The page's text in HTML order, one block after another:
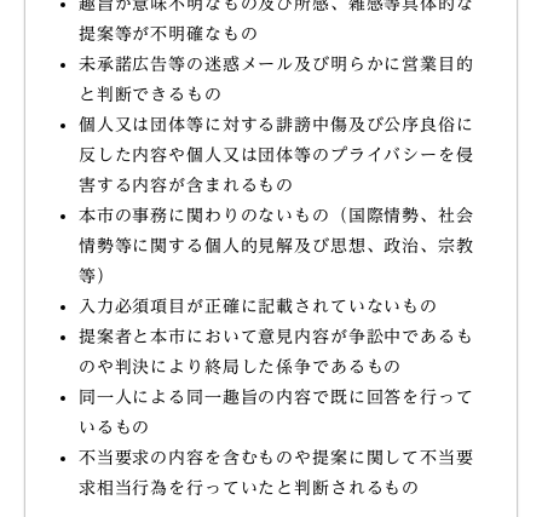
提案等が不明確なもの
未承諾広告等の迷惑メール及び明らかに営業目的
と判断できるもの
個人又は団体等に対する誹謗中傷及び公序良俗に
反した内容や個人又は団体等のプライバシーを侵
害する内容が含まれるもの
本市の事務に関わりのないもの（国際情勢、社会
情勢等に関する個人的見解及び思想、政治、宗教
等）
入力必須項目が正確に記載されていないもの
提案者と本市において意見内容が争訟中であるも
のや判決により終局した係争であるもの
同一人による同一趣旨の内容で既に回答を行って
いるもの
不当要求の内容を含むものや提案に関して不当要
求相当行為を行っていたと判断されるもの